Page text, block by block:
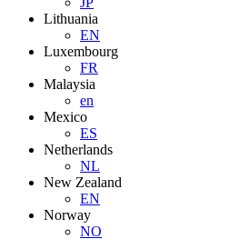
Lithuania
EN
Luxembourg
FR
Malaysia
en
Mexico
ES
Netherlands
NL
New Zealand
EN
Norway
NO